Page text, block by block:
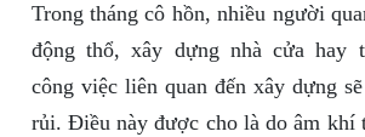
Trong tháng cô hồn, nhiều người
động thổ, xây dựng nhà cửa hay
công việc liên quan đến xây dựng
rủi. Điều này được cho là do âm khí